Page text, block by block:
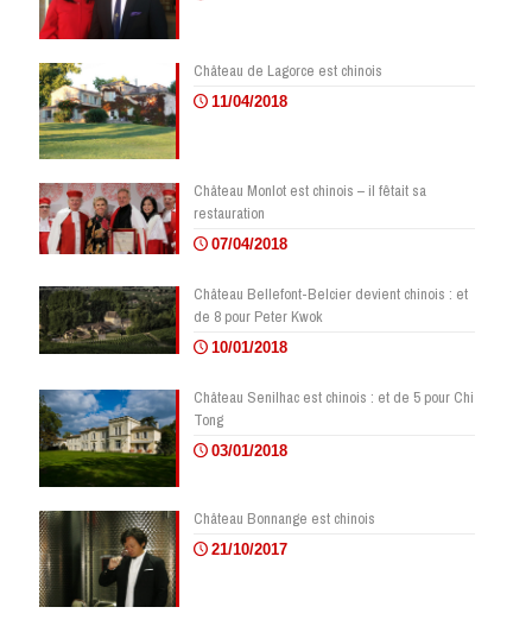
Château de Lagorce est chinois
11/04/2018
Château Monlot est chinois – il fêtait sa
restauration
07/04/2018
Château Bellefont-Belcier devient chinois : et
de 8 pour Peter Kwok
10/01/2018
Château Senilhac est chinois : et de 5 pour Chi
Tong
03/01/2018
Château Bonnange est chinois
21/10/2017